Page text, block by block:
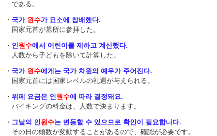
である。
・ 국가 원수가 묘소에 참배했다.
国家元首が墓所に参拝した。
・ 인원수에서 어린이를 제하고 계산했다.
人数から子どもを除いて計算した。
・ 국가 원수에게는 국가 차원의 예우가 주어진다.
国家元首には国家レベルの礼遇が与えられる。
・ 뷔페 요금은 인원수에 따라 결정돼요.
バイキングの料金は、人数で決まります。
・ 그날의 인원수는 변동할 수 있으므로 확인이 필요합니다.
その日の頭数が変動することがあるので、確認が必要です。